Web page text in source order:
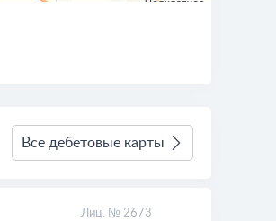
Все дебетовые карты
Лиц. № 2673